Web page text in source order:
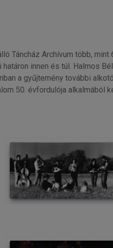
Táncház Archívum több,
innen és túl. Halmos
a gyűjtemény további
50. évfordulója alkalmából